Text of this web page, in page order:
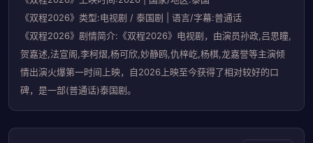
《双程2026》类型:电视剧 / 泰国剧 | 语言/字幕:普通话
《双程2026》剧情简介:《双程2026》电视剧，由演员孙政,吕思瞳,
贺嘉述,法宣阁,李柯熠,杨可欣,妙静鸥,仇梓屹,杨棋,龙嘉誉等主演倾
情出演火爆第一时间上映，自2026上映至今获得了相对较好的口
碑，是一部(普通话)泰国剧。